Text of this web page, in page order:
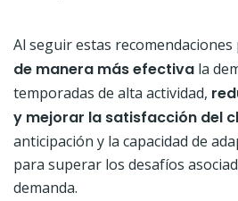
Al seguir estas recomendaciones
de manera más efectiva la
temporadas de alta actividad,
y mejorar la satisfacción del
anticipación y la capacidad de
para superar los desafíos
demanda.